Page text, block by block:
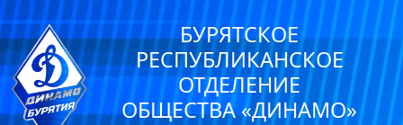
БУРЯТСКОЕ
РЕСПУБЛИКАНСКОЕ
ОТДЕЛЕНИЕ
ОБЩЕСТВА «ДИНАМО»